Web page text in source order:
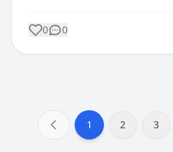
0 0
1 2 3